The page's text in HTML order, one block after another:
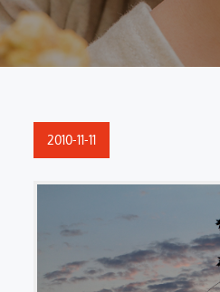
Posted
2010-11-11